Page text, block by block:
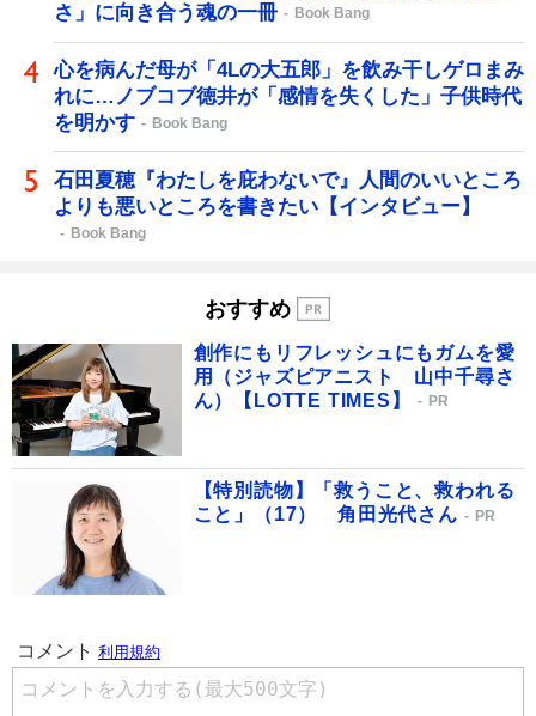
さ」に向き合う魂の一冊
Book Bang
心を病んだ母が「4Lの大五郎」を飲み干しゲロまみ
れに…ノブコブ徳井が「感情を失くした」子供時代
を明かす
Book Bang
石田夏穂『わたしを庇わないで』人間のいいところ
よりも悪いところを書きたい【インタビュー】
Book Bang
おすすめ
創作にもリフレッシュにもガムを愛
用（ジャズピアニスト 山中千尋さ
ん）【LOTTE TIMES】
PR
【特別読物】「救うこと、救われる
こと」（17） 角田光代さん
PR